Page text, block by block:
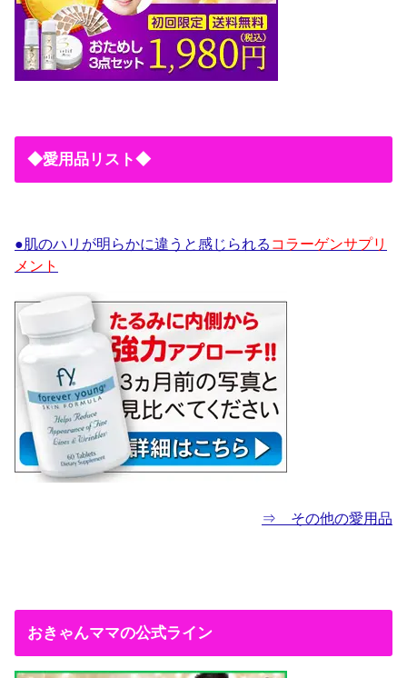
◆愛用品リスト◆
●肌のハリが明らかに違うと感じられる コラーゲンサプリ
メント
⇒ その他の愛用品
おきゃんママの公式ライン